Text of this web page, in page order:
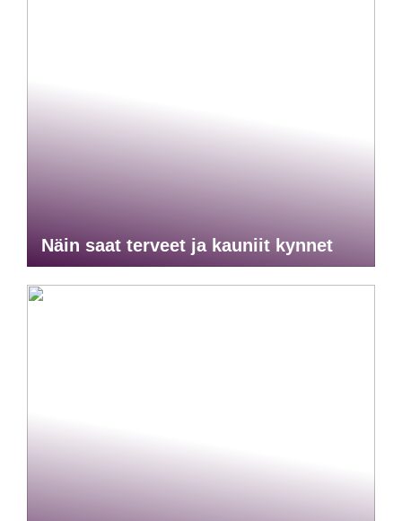
Näin saat terveet ja kauniit kynnet